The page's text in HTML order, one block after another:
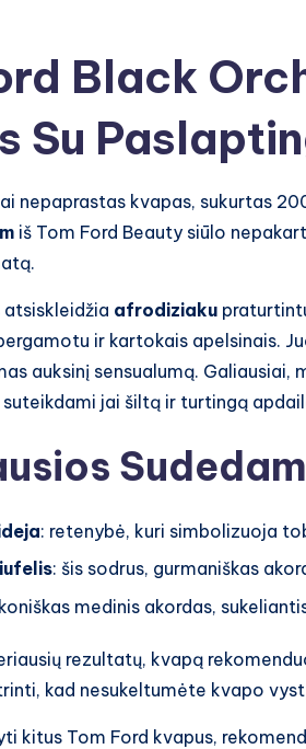
Black
Su
nepaprastas kvapas, sukurtas
iš Tom Ford Beauty siūlo
atsiskleidžia afrodiziaku
ir kartokais apelsinais.
auksinį sensualumą.
jai šiltą ir turtingą
: retenybė, kuri simbolizuoja
: šis sodrus, gurmaniškas
medinis akordas,
rezultatų, kvapą
kad nesukeltumėte kvapo
kitus Tom Ford kvapus,